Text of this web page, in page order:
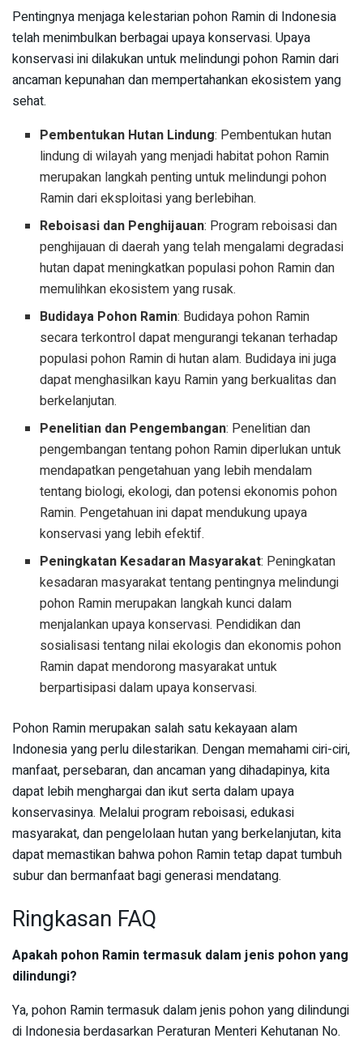
Pentingnya menjaga kelestarian pohon Ramin di Indonesia
telah menimbulkan berbagai upaya konservasi. Upaya
konservasi ini dilakukan untuk melindungi pohon Ramin dari
ancaman kepunahan dan mempertahankan ekosistem yang
sehat.
Pembentukan Hutan Lindung: Pembentukan hutan
lindung di wilayah yang menjadi habitat pohon Ramin
merupakan langkah penting untuk melindungi pohon
Ramin dari eksploitasi yang berlebihan.
Reboisasi dan Penghijauan: Program reboisasi dan
penghijauan di daerah yang telah mengalami degradasi
hutan dapat meningkatkan populasi pohon Ramin dan
memulihkan ekosistem yang rusak.
Budidaya Pohon Ramin: Budidaya pohon Ramin
secara terkontrol dapat mengurangi tekanan terhadap
populasi pohon Ramin di hutan alam. Budidaya ini juga
dapat menghasilkan kayu Ramin yang berkualitas dan
berkelanjutan.
Penelitian dan Pengembangan: Penelitian dan
pengembangan tentang pohon Ramin diperlukan untuk
mendapatkan pengetahuan yang lebih mendalam
tentang biologi, ekologi, dan potensi ekonomis pohon
Ramin. Pengetahuan ini dapat mendukung upaya
konservasi yang lebih efektif.
Peningkatan Kesadaran Masyarakat: Peningkatan
kesadaran masyarakat tentang pentingnya melindungi
pohon Ramin merupakan langkah kunci dalam
menjalankan upaya konservasi. Pendidikan dan
sosialisasi tentang nilai ekologis dan ekonomis pohon
Ramin dapat mendorong masyarakat untuk
berpartisipasi dalam upaya konservasi.
Pohon Ramin merupakan salah satu kekayaan alam
Indonesia yang perlu dilestarikan. Dengan memahami ciri-ciri,
manfaat, persebaran, dan ancaman yang dihadapinya, kita
dapat lebih menghargai dan ikut serta dalam upaya
konservasinya. Melalui program reboisasi, edukasi
masyarakat, dan pengelolaan hutan yang berkelanjutan, kita
dapat memastikan bahwa pohon Ramin tetap dapat tumbuh
subur dan bermanfaat bagi generasi mendatang.
Ringkasan FAQ
Apakah pohon Ramin termasuk dalam jenis pohon yang
dilindungi?
Ya, pohon Ramin termasuk dalam jenis pohon yang dilindungi
di Indonesia berdasarkan Peraturan Menteri Kehutanan No.